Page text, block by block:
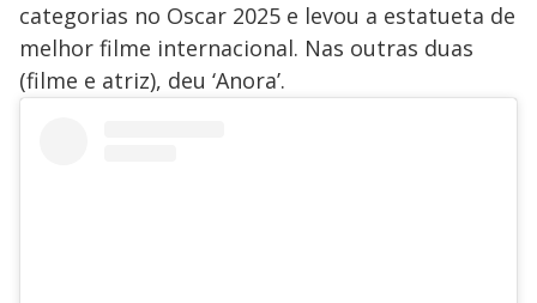
categorias no Oscar 2025 e levou a estatueta de
melhor filme internacional. Nas outras duas
(filme e atriz), deu ‘Anora’.